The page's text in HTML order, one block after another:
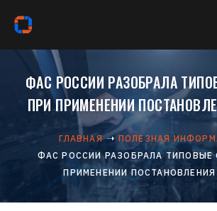
ФАС РОССИИ РАЗОБРАЛА
ПРИ ПРИМЕНЕНИИ
ГЛАВНАЯ
ПОЛЕЗНАЯ
ФАС РОССИИ РАЗОБРАЛА ТИПОВЫЕ
ПРИМЕНЕНИИ ПОСТАНОВЛЕНИЯ